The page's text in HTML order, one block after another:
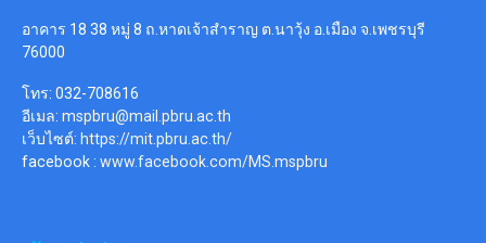
อาคาร 18 38 หมู่ 8 ถ.หาดเจ้าสำราญ ต.นาวุ้ง อ.เมือง จ.เพชรบุรี
76000
โทร: 032-708616
อีเมล: mspbru@mail.pbru.ac.th
เว็บไซต์: https://mit.pbru.ac.th/
facebook : www.facebook.com/MS.mspbru